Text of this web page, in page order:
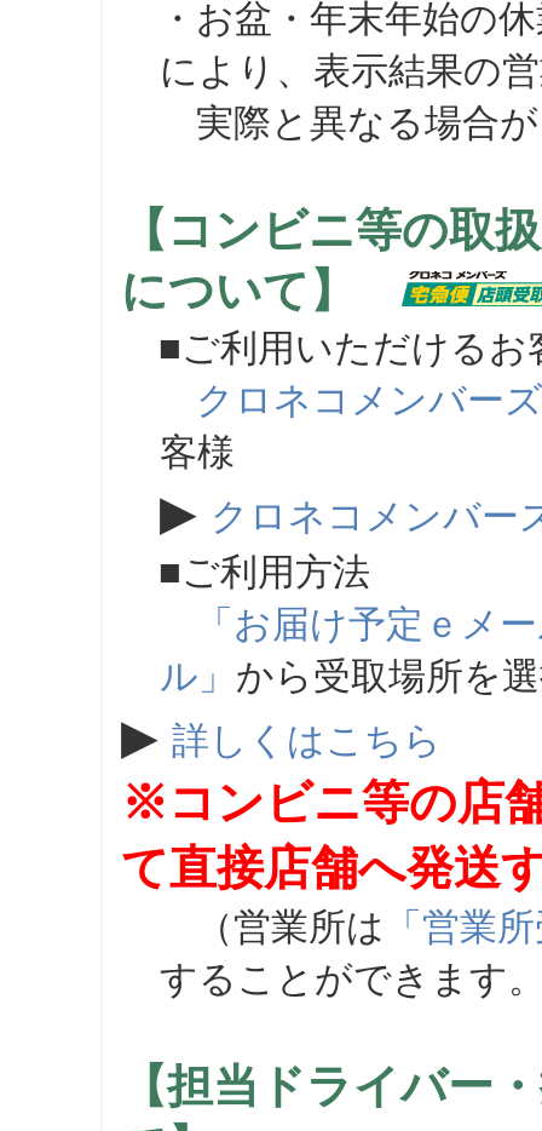
・お盆・年末年始の
により、表示結果の
実際と異なる場合が
【コンビニ等の取
について】
■ご利用いただけるお
クロネコメンバーズ
客様
▶ クロネコメンバー
■ご利用方法
「お届け予定ｅメ
ル」 から受取場所を
▶ 詳しくはこちら
※コンビニ等の店
て直接店舗へ発送
（営業所は 「営業
することができます
【担当ドライバー